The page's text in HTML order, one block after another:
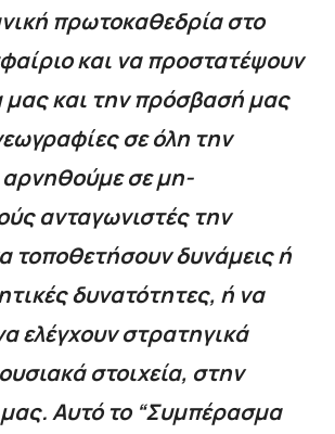
πρωτοκαθεδρία στο
και να προστατέψουν
μας και την πρόσβασή μας
σε όλη την
σε μη-
ανταγωνιστές την
τοποθετήσουν δυνάμεις ή
δυνατότητες, ή να
ελέγχουν στρατηγικά
στοιχεία, στην
Αυτό το “Συμπέρασμα